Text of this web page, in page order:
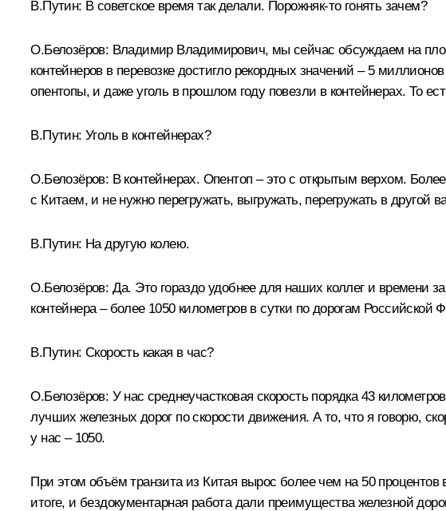
В.Путин: В советское время так делали. Порожняк-то гонять зачем?
О.Белозёров: Владимир Владимирович, мы сейчас обсуждаем на
контейнеров в перевозке достигло рекордных значений – 5
опентопы, и даже уголь в прошлом году повезли в контейнерах. То
В.Путин: Уголь в контейнерах?
О.Белозёров: В контейнерах. Опентоп – это с открытым верхом.
с Китаем, и не нужно перегружать, выгружать, перегружать в другой
В.Путин: На другую колею.
О.Белозёров: Да. Это гораздо удобнее для наших коллег и времени
контейнера – более 1050 километров в сутки по дорогам Российской
В.Путин: Скорость какая в час?
О.Белозёров: У нас среднеучастковая скорость порядка 43
лучших железных дорог по скорости движения. А то, что я говорю,
у нас – 1050.
При этом объём транзита из Китая вырос более чем на 50 процентов
итоге, и бездокументарная работа дали преимущества железной